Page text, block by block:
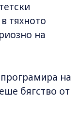
тяхното
на
на
бягство от